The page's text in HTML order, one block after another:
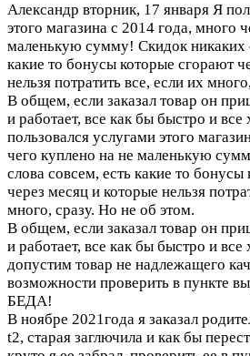
Александр вторник, 17 января Я
этого магазина с 2014 года, много
маленькую сумму! Скидок никаких
какие то бонусы которые сгорают
нельзя потратить все, если их
В общем, если заказал товар он
и работает, все как бы быстро и
пользовался услугами этого
чего куплено на не маленькую
слова совсем, есть какие то
через месяц и которые нельзя
много, сразу. Но не об этом.
В общем, если заказал товар он
и работает, все как бы быстро и
допустим товар не надлежащего
возможности проверить в пункте
БЕДА!
В ноябре 2021года я заказал
t2, старая заглючила и как бы